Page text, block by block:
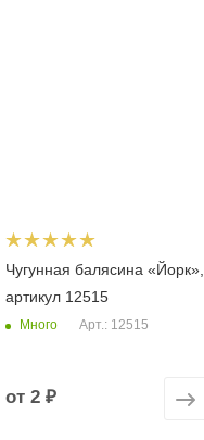
Чугунная балясина «Йорк»,
артикул 12515
Много Арт.: 12515
от 2 ₽